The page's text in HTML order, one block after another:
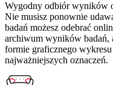
Wygodny odbiór wyników
Nie musisz ponownie
badań możesz odebrać
archiwum wyników badań,
formie graficznego
najważniejszych oznaczeń.